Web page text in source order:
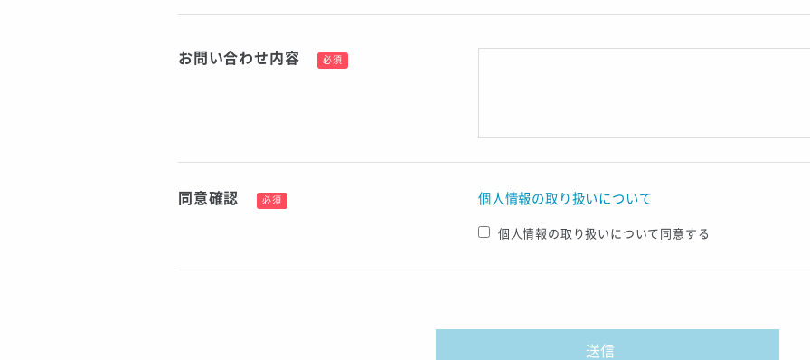
お問い合わせ内容 必須
同意確認 必須 個人情報の取り扱いについて
個人情報の取り扱いについて同意する